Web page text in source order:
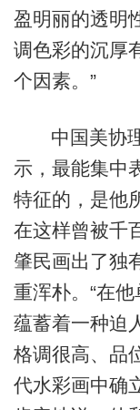
盈明丽的透明
调色彩的沉厚
个因素。”
中国美协
示，最能集中
特征的，是
在这样曾被千
肇民画出了独
重浑朴。“在
蕴蓄着一种迫
格调很高、品
代水彩画中确